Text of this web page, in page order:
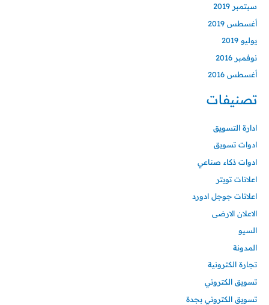
سبتمبر 2019
أغسطس 2019
يوليو 2019
نوفمبر 2016
أغسطس 2016
تصنيفات
ادارة التسويق
ادوات تسويق
ادوات ذكاء صناعي
اعلانات تويتر
اعلانات جوجل ادورد
الاعلان الارضى
السيو
المدونة
تجارة الكترونية
تسويق الكتروني
تسويق الكتروني بجدة